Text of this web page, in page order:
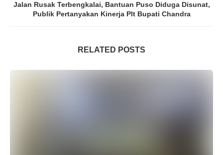
Jalan Rusak Terbengkalai, Bantuan Puso Diduga Disunat,
Publik Pertanyakan Kinerja Plt Bupati Chandra
RELATED POSTS